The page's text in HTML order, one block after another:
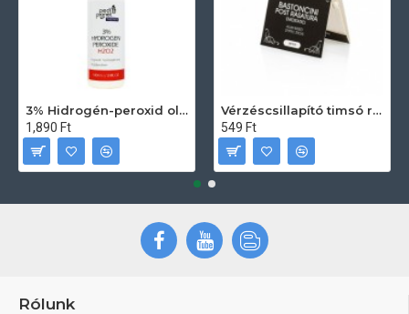
3% Hidrogén-peroxid oldat (sebfertőtlenítő) 100ml
1,890 Ft
Vérzéscsillapító timsó rúd 20db
549 Ft
Rólunk